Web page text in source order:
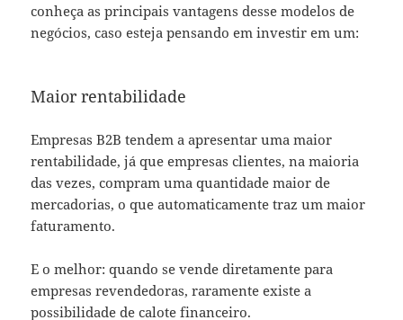
conheça as principais vantagens desse modelos de
negócios, caso esteja pensando em investir em um:
Maior rentabilidade
Empresas B2B tendem a apresentar uma maior
rentabilidade, já que empresas clientes, na maioria
das vezes, compram uma quantidade maior de
mercadorias, o que automaticamente traz um maior
faturamento.
E o melhor: quando se vende diretamente para
empresas revendedoras, raramente existe a
possibilidade de calote financeiro.